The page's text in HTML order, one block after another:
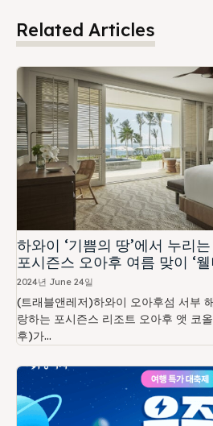
Related Articles
하와이 ‘기쁨의 땅’에서 누리
포시즌스 오아후 여름 맞이 ‘
2024년 June 24일
(트래블앤레저)하와이 오아후섬 서부
랑하는 포시즌스 리조트 오아후 앳 코
후)가...